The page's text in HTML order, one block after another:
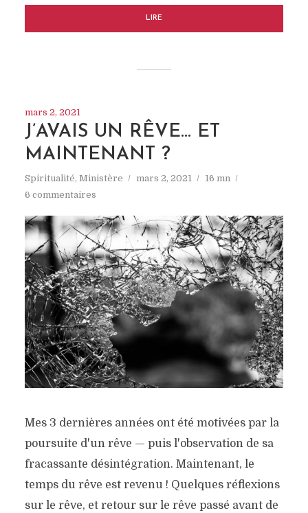
LIRE
mars 2, 2021
J’AVAIS UN RÊVE… ET
MAINTENANT ?
Spiritualité, Ministère mars 2, 2021
16 mn
6 commentaires
Mes 3 dernières années ont été motivées par la
poursuite d'un rêve — puis l'observation de sa
fracassante désintégration. Maintenant, le
temps du rêve est revenu ! Quelques réflexions
sur le rêve, et retour sur le rêve passé avant de